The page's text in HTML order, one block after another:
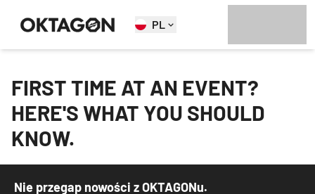
PL
FIRST TIME AT AN EVENT?
HERE'S WHAT YOU SHOULD
KNOW.
Nie przegap nowości z OKTAGONu.